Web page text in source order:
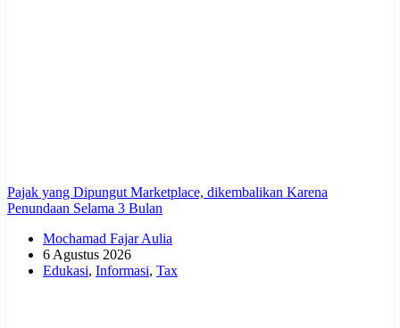
Pajak yang Dipungut Marketplace, dikembalikan Karena
Penundaan Selama 3 Bulan
Mochamad Fajar Aulia
6 Agustus 2026
Edukasi, Informasi, Tax